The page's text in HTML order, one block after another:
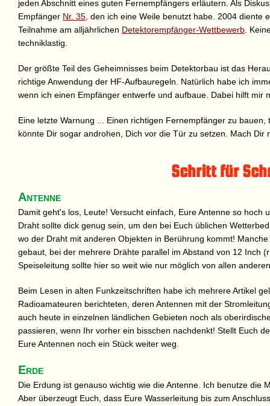
jeden Abschnitt eines guten Fernempfängers erläutern. Als
Empfänger Nr. 35, den ich eine Weile benutzt habe. 2004 diente
Teilnahme am alljährlichen Detektorempfänger-Wettbewerb .
techniklastig.
Der größte Teil des Geheimnisses beim Detektorbau ist das
richtige Anwendung der HF-Aufbauregeln. Natürlich habe ich
wenn ich einen Empfänger entwerfe und aufbaue. Dabei hilft mir
Eine letzte Warnung ... Einen richtigen Fernempfänger zu
könnte Dir sogar androhen, Dich vor die Tür zu setzen. Mach Dir
Schritt für
Antenne
Damit geht's los, Leute! Versucht einfach, Eure Antenne so hoch
Draht sollte dick genug sein, um den bei Euch üblichen
wo der Draht mit anderen Objekten in Berührung kommt!
gebaut, bei der mehrere Drähte parallel im Abstand von 12 Inch
Speiseleitung sollte hier so weit wie nur möglich von allen
Beim Lesen in alten Funkzeitschriften habe ich mehrere Artikel
Radioamateuren berichteten, deren Antennen mit der
auch heute in einzelnen ländlichen Gebieten noch als
passieren, wenn Ihr vorher ein bisschen nachdenkt! Stellt Euch
Eure Antennen noch ein Stück weiter weg.
Erde
Die Erdung ist genauso wichtig wie die Antenne. Ich benutze die
Aber überzeugt Euch, dass Eure Wasserleitung bis zum